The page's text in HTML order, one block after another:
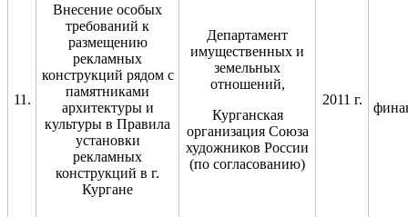
11.
Внесение особых
требований к
размещению
рекламных
конструкций рядом с
памятниками
архитектуры и
культуры в Правила
установки
рекламных
конструкций в г.
Кургане
Департамент
имущественных и
земельных
отношений,
Курганская
организация Союза
художников России
(по согласованию)
2011 г.